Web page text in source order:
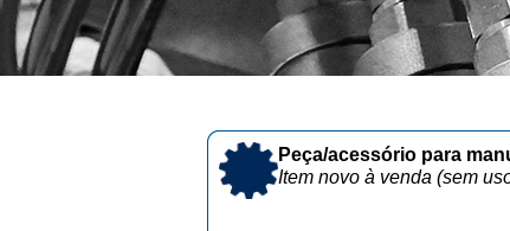
Peça/acessório para
Item novo à venda (sem